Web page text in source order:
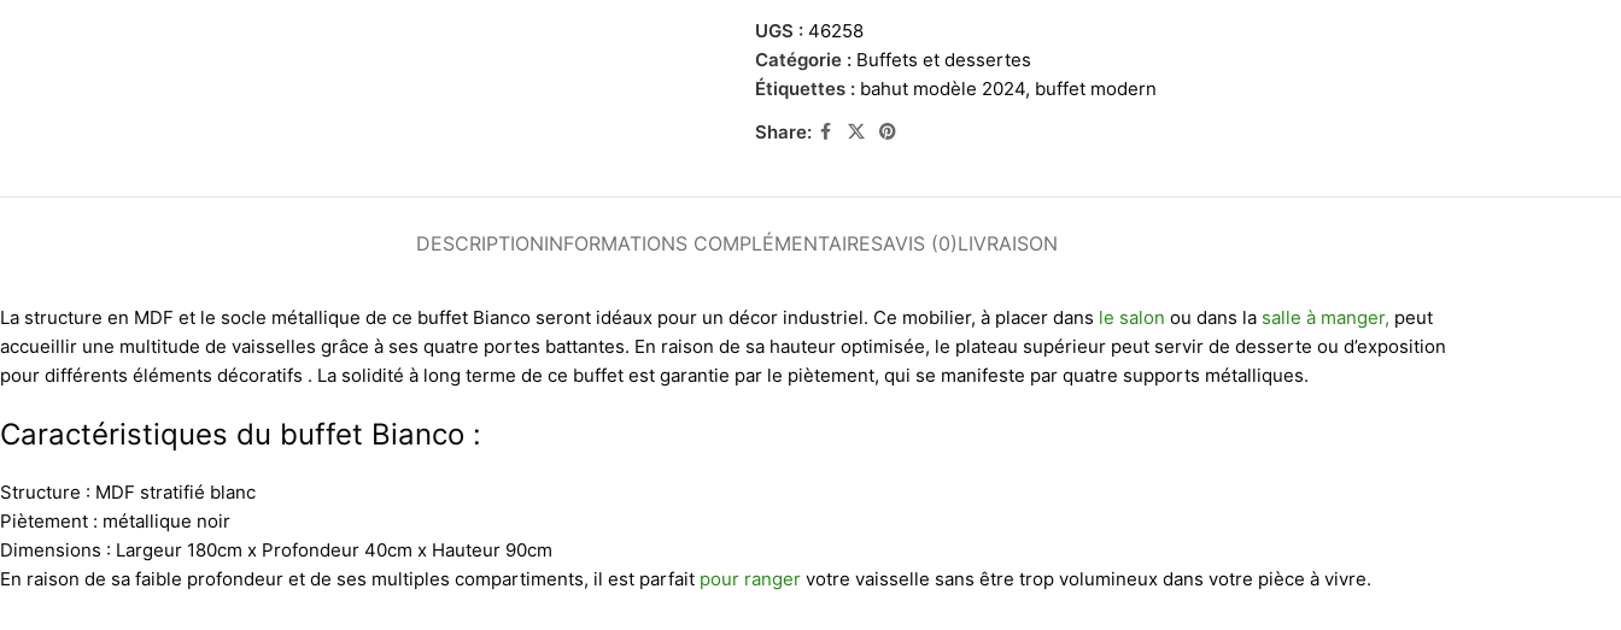
UGS : 46258
Catégorie : Buffets et dessertes
Étiquettes : bahut modèle 2024, buffet modern
Share:
DESCRIPTIONINFORMATIONS COMPLÉMENTAIRESAVIS (0)LIVRAISON
La structure en MDF et le socle métallique de ce buffet Bianco seront idéaux pour un décor industriel. Ce mobilier, à placer dans le salon ou dans la salle à manger, peut
accueillir une multitude de vaisselles grâce à ses quatre portes battantes. En raison de sa hauteur optimisée, le plateau supérieur peut servir de desserte ou d’exposition
pour différents éléments décoratifs . La solidité à long terme de ce buffet est garantie par le piètement, qui se manifeste par quatre supports métalliques.
Caractéristiques du buffet Bianco :
Structure : MDF stratifié blanc
Piètement : métallique noir
Dimensions : Largeur 180cm x Profondeur 40cm x Hauteur 90cm
En raison de sa faible profondeur et de ses multiples compartiments, il est parfait pour ranger votre vaisselle sans être trop volumineux dans votre pièce à vivre.